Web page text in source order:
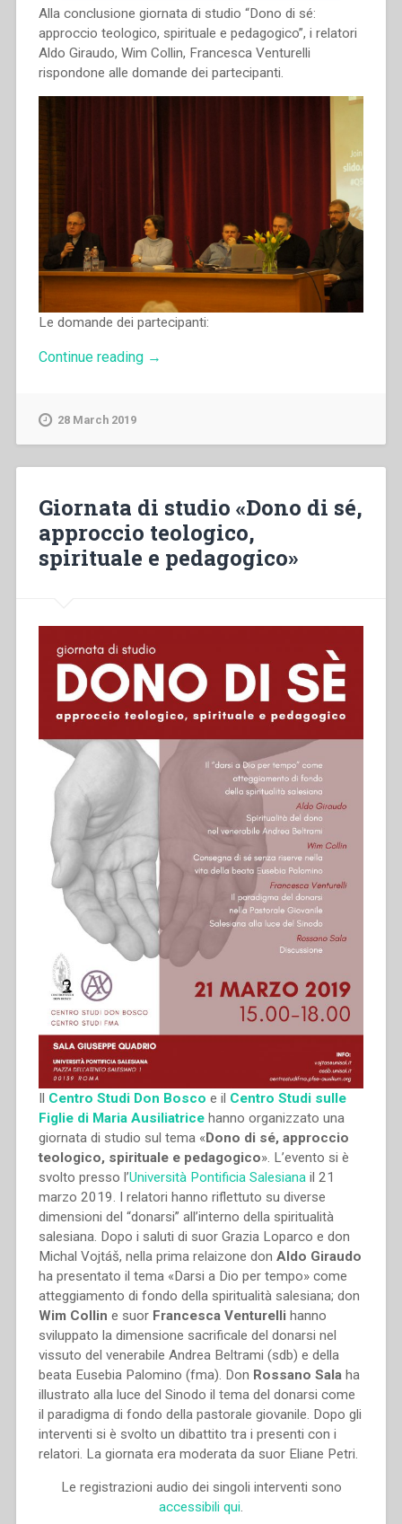
Alla conclusione giornata di studio “Dono di sé:
approccio teologico, spirituale e pedagogico”, i relatori
Aldo Giraudo, Wim Collin, Francesca Venturelli
rispondone alle domande dei partecipanti.
Le domande dei partecipanti:
Continue reading “La
giornata
di
sé:
approccio
teologico,
→
28 March 2019
Giornata di studio «Dono di sé,
approccio teologico,
spirituale e pedagogico»
Il Centro Studi Don Bosco e il Centro Studi sulle
Figlie di Maria Ausiliatricehanno organizzato una
giornata di studio sul tema «Dono di sé, approccio
teologico, spirituale e pedagogico». L’evento si è
svolto presso l’Università Pontificia Salesianail 21
marzo 2019. I relatori hanno riflettuto su diverse
dimensioni del “donarsi” all’interno della spiritualità
salesiana. Dopo i saluti di suor Grazia Loparco e don
Michal Vojtáš, nella prima relaizone don Aldo Giraudo
ha presentato il tema «Darsi a Dio per tempo» come
atteggiamento di fondo della spiritualità salesiana; don
Wim Collin e suor Francesca Venturelli hanno
sviluppato la dimensione sacrificale del donarsi nel
vissuto del venerabile Andrea Beltrami (sdb) e della
beata Eusebia Palomino (fma). Don Rossano Salaha
illustrato alla luce del Sinodo il tema del donarsi come
il paradigma di fondo della pastorale giovanile. Dopo gli
interventi si è svolto un dibattito tra i presenti con i
relatori. La giornata era moderata da suor Eliane Petri.
Le registrazioni audio dei singoli interventi sono
accessibili qui.